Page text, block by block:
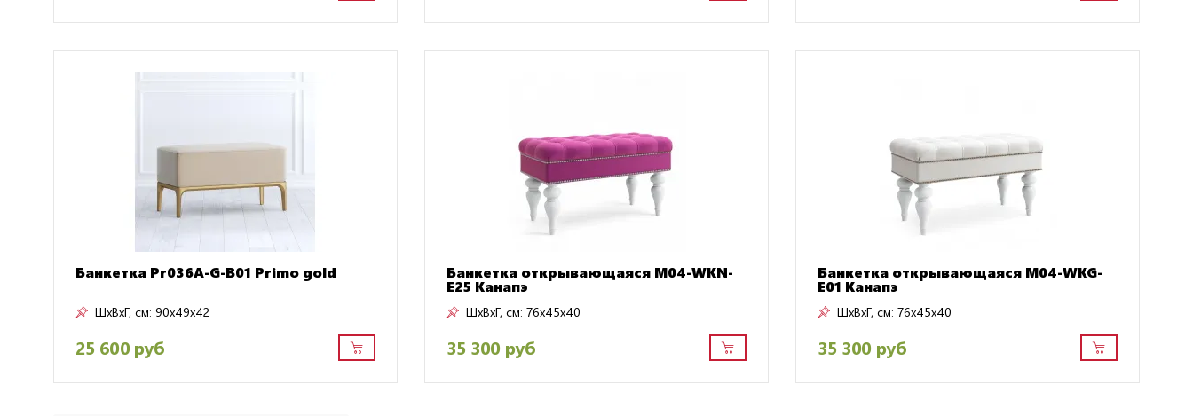
Банкетка Pr036A-G-B01 Primo gold
ШxВxГ, см: 90x49x42
25 600 руб
Банкетка открывающаяся M04-WKN-
E25 Канапэ
ШxВxГ, см: 76x45x40
35 300 руб
Банкетка открывающаяся M04-WKG-
E01 Канапэ
ШxВxГ, см: 76x45x40
35 300 руб